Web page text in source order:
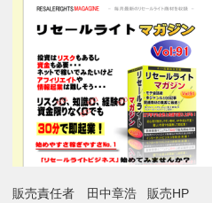
販売責任者 田中章浩 販売HP